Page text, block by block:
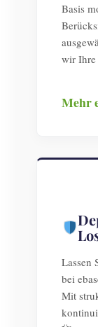
Basis
wir Ihre
Mehr
Lassen
bei
Mit